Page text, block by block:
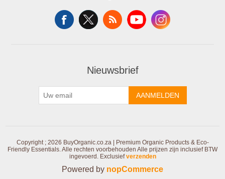
Nieuwsbrief
AANMELDEN
Copyright ; 2026 BuyOrganic.co.za | Premium Organic Products & Eco-
Friendly Essentials. Alle rechten voorbehouden Alle prijzen zijn inclusief BTW
ingevoerd. Exclusiefverzenden
Powered by nopCommerce